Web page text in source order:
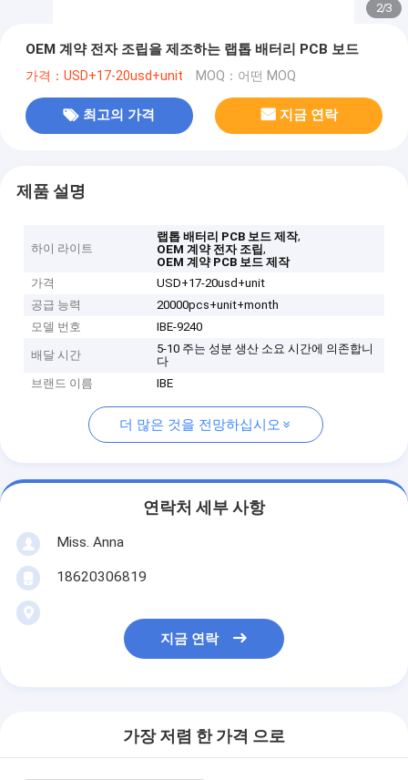
2/3
OEM 계약 전자 조립을 제조하는 랩톱 배터리 PCB 보드
가격：USD+17-20usd+unit MOQ：어떤 MOQ
최고의 가격 지금 연락
제품 설명
하이 라이트
랩톱 배터리 PCB 보드 제작,
OEM 계약 전자 조립,
OEM 계약 PCB 보드 제작
가격
USD+17-20usd+unit
공급 능력
20000pcs+unit+month
모델 번호
IBE-9240
배달 시간
5-10 주는 성분 생산 소요 시간에 의존합니
다
브랜드 이름
IBE
더 많은 것을 전망하십시오
연락처 세부 사항
Miss. Anna
18620306819
지금 연락
가장 저렴 한 가격 으로